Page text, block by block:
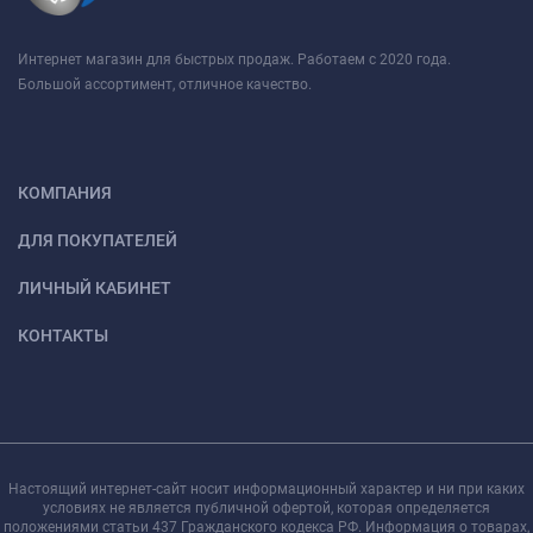
Интернет магазин для быстрых продаж. Работаем с 2020 года.
Большой ассортимент, отличное качество.
КОМПАНИЯ
ДЛЯ ПОКУПАТЕЛЕЙ
ЛИЧНЫЙ КАБИНЕТ
КОНТАКТЫ
Настоящий интернет-сайт носит информационный характер и ни при каких
условиях не является публичной офертой, которая определяется
положениями статьи 437 Гражданского кодекса РФ. Информация о товарах,